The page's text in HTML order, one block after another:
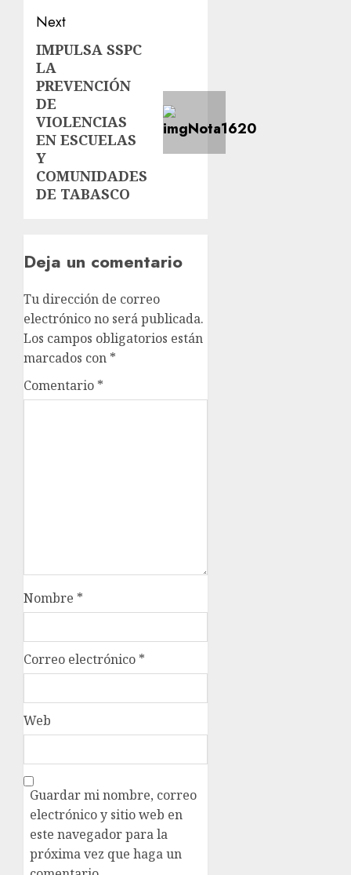
Next
IMPULSA SSPC
LA
PREVENCIÓN
DE
VIOLENCIAS
EN ESCUELAS
Y
COMUNIDADES
DE TABASCO
Deja un comentario
Tu dirección de correo
electrónico no será publicada.
Los campos obligatorios están
marcados con *
Comentario *
Nombre *
Correo electrónico *
Web
Guardar mi nombre, correo
electrónico y sitio web en
este navegador para la
próxima vez que haga un